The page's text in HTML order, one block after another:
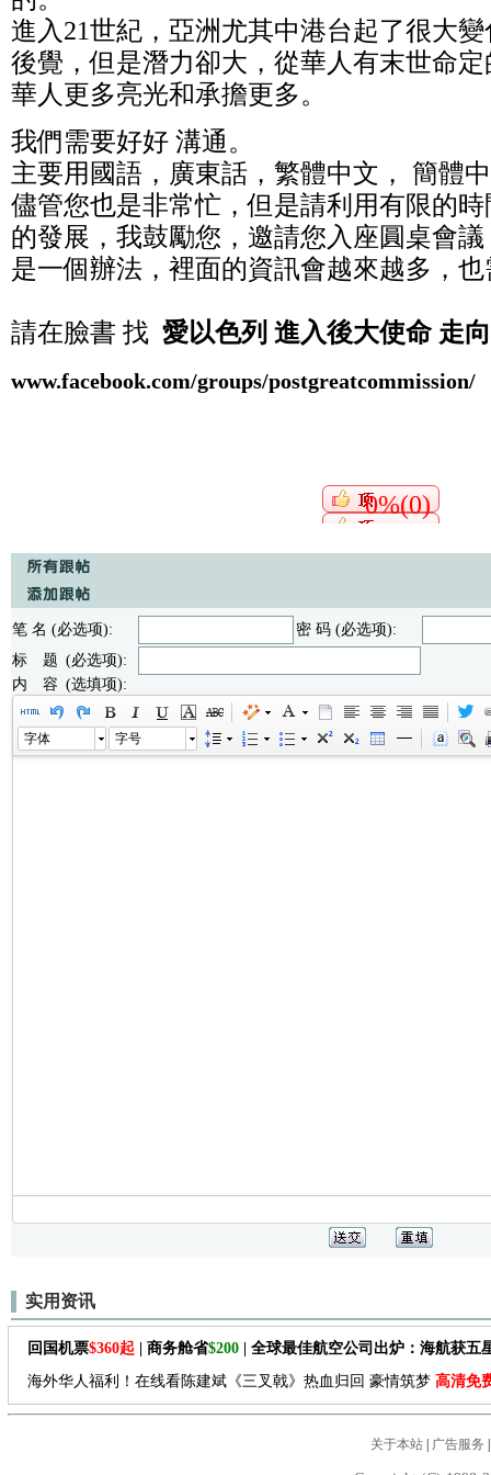
進入21世紀，亞洲尤其中港台起了很大
後覺，但是潛力卻大，從華人有末世命
華人更多亮光和承擔更多。
我們需要好好 溝通。
主要用國語，廣東話，繁體中文， 簡體
儘管您也是非常忙，但是請利用有限的
的發展，我鼓勵您，邀請您入座圓桌會
是一個辦法，裡面的資訊會越來越多，
請在臉書 找 愛以色列 進入後大使命 走
www.facebook.com/groups/postgreatcommission/
0%(0)
笔 名 (必选项):
密 码 (必选项):
标 题 (必选项):
内 容 (选填项):
字体 字号
实用资讯
回国机票$360起 | 商务舱省$200 | 全球最佳航空公司出炉：海航获五
海外华人福利！在线看陈建斌《三叉戟》热血归回 豪情筑梦 高清免
关于本站| 广告服务